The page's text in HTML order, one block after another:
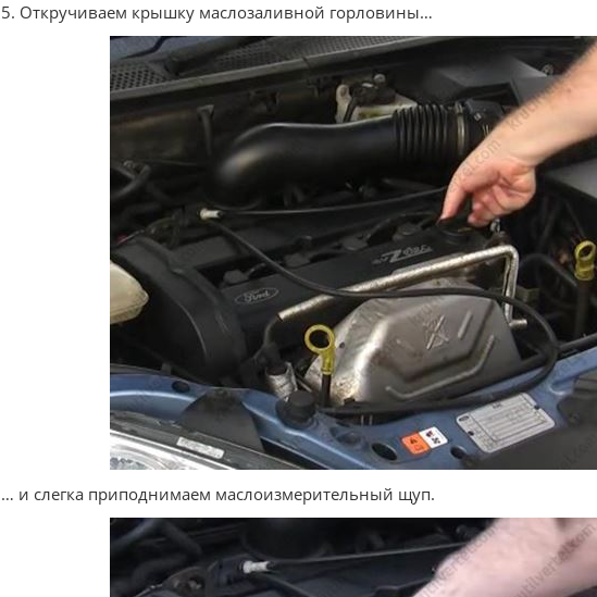
5. Откручиваем крышку маслозаливной горловины…
… и слегка приподнимаем маслоизмерительный щуп.